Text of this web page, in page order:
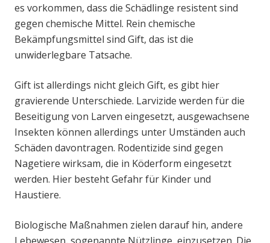
es vorkommen, dass die Schädlinge resistent sind
gegen chemische Mittel. Rein chemische
Bekämpfungsmittel sind Gift, das ist die
unwiderlegbare Tatsache.
Gift ist allerdings nicht gleich Gift, es gibt hier
gravierende Unterschiede. Larvizide werden für die
Beseitigung von Larven eingesetzt, ausgewachsene
Insekten können allerdings unter Umständen auch
Schäden davontragen. Rodentizide sind gegen
Nagetiere wirksam, die in Köderform eingesetzt
werden. Hier besteht Gefahr für Kinder und
Haustiere.
Biologische Maßnahmen zielen darauf hin, andere